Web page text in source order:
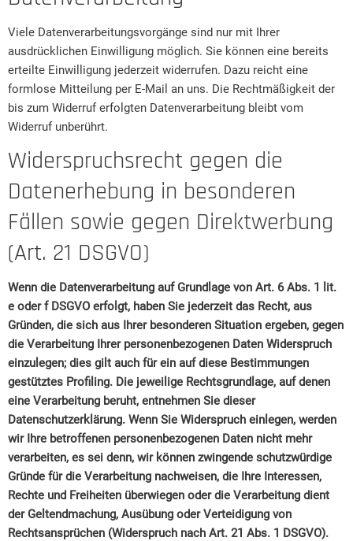
Viele Datenverarbeitungsvorgänge sind nur mit Ihrer
ausdrücklichen Einwilligung möglich. Sie können eine bereits
erteilte Einwilligung jederzeit widerrufen. Dazu reicht eine
formlose Mitteilung per E-Mail an uns. Die Rechtmäßigkeit der
bis zum Widerruf erfolgten Datenverarbeitung bleibt vom
Widerruf unberührt.
Widerspruchsrecht gegen die
Datenerhebung in besonderen
Fällen sowie gegen Direktwerbung
(Art. 21 DSGVO)
Wenn die Datenverarbeitung auf Grundlage von Art. 6 Abs. 1 lit.
e oder f DSGVO erfolgt, haben Sie jederzeit das Recht, aus
Gründen, die sich aus Ihrer besonderen Situation ergeben, gegen
die Verarbeitung Ihrer personenbezogenen Daten Widerspruch
einzulegen; dies gilt auch für ein auf diese Bestimmungen
gestütztes Profiling. Die jeweilige Rechtsgrundlage, auf denen
eine Verarbeitung beruht, entnehmen Sie dieser
Datenschutzerklärung. Wenn Sie Widerspruch einlegen, werden
wir Ihre betroffenen personenbezogenen Daten nicht mehr
verarbeiten, es sei denn, wir können zwingende schutzwürdige
Gründe für die Verarbeitung nachweisen, die Ihre Interessen,
Rechte und Freiheiten überwiegen oder die Verarbeitung dient
der Geltendmachung, Ausübung oder Verteidigung von
Rechtsansprüchen (Widerspruch nach Art. 21 Abs. 1 DSGVO).